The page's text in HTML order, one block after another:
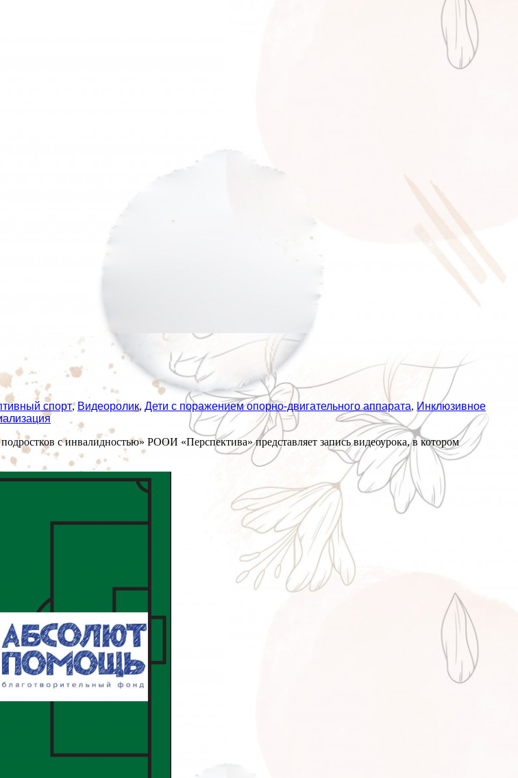
спорт, Видеоролик, Дети с поражением опорно-двигательного аппарата, Инклюзивное
с инвалидностью» РООИ «Перспектива» представляет запись видеоурока, в котором